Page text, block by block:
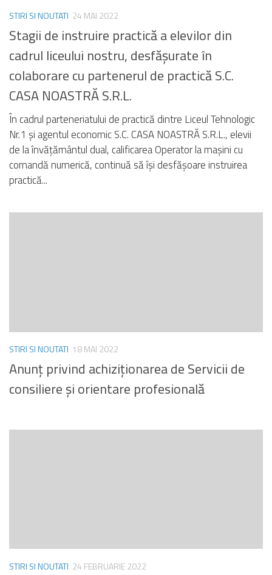
STIRI SI NOUTATI 24 MAI 2022
Stagii de instruire practică a elevilor din
cadrul liceului nostru, desfășurate în
colaborare cu partenerul de practică S.C.
CASA NOASTRĂ S.R.L.
În cadrul parteneriatului de practică dintre Liceul Tehnologic
Nr.1 și agentul economic S.C. CASA NOASTRĂ S.R.L., elevii
de la învățământul dual, calificarea Operator la mașini cu
comandă numerică, continuă să își desfășoare instruirea
practică...
STIRI SI NOUTATI 18 MAI 2022
Anunț privind achiziționarea de Servicii de
consiliere și orientare profesională
STIRI SI NOUTATI 24 FEBRUARIE 2022